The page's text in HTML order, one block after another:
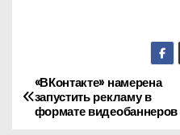
Н
а
«ВКонтакте» намерена
запустить рекламу в
формате видеобаннеров